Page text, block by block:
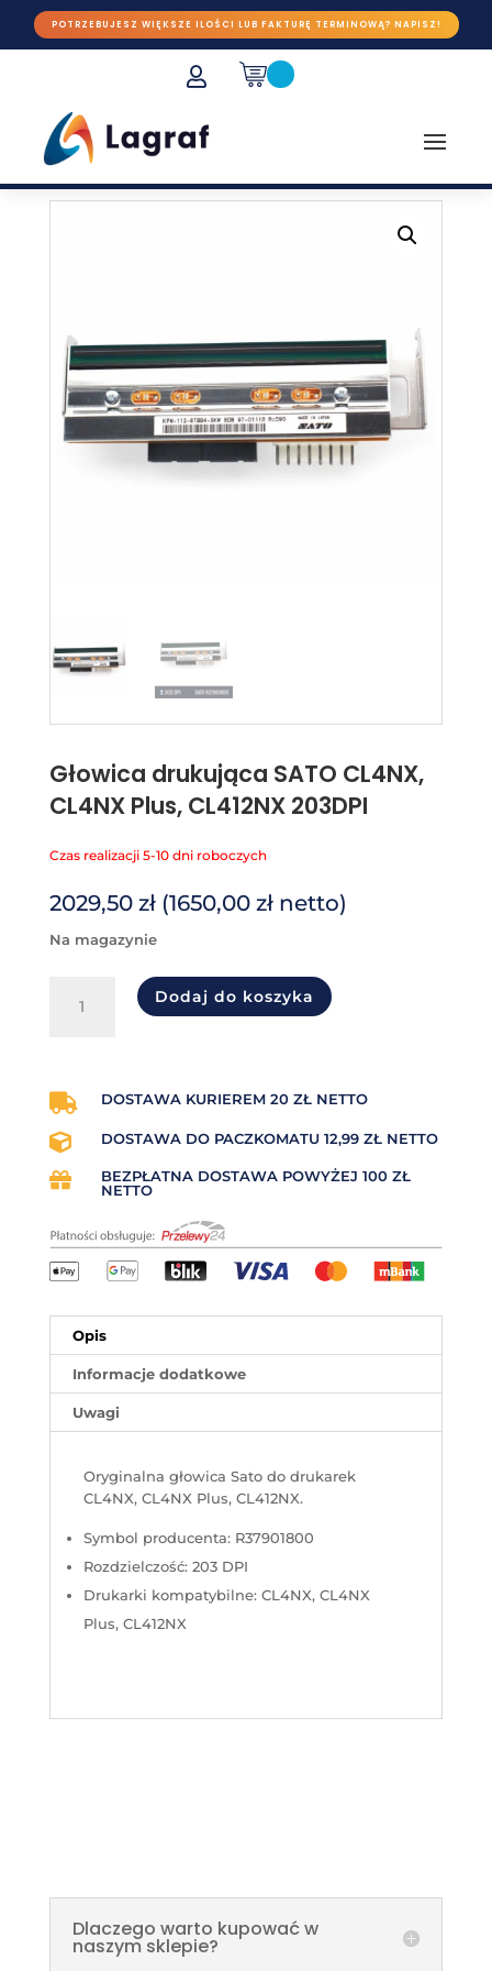
POTRZEBUJESZ WIĘKSZE ILOŚCI LUB FAKTURĘ TERMINOWĄ? NAPISZ!

Głowica drukująca SATO CL4NX,
CL4NX Plus, CL412NX 203DPI
Czas realizacji 5-10 dni roboczych
2029,50 zł (1650,00 złnetto)
na magazynie
Głowica
CL4NX
Plus,
CL412NX
Dodaj do koszyka
 DOSTAWA KURIEREM 20 ZŁ NETTO
 DOSTAWA DO PACZKOMATU 12,99 ZŁ NETTO

BEZPŁATNA DOSTAWA POWYŻEJ 100 ZŁ
NETTO
Opis
Informacje dodatkowe
Uwagi
Oryginalna głowica Sato do drukarek
CL4NX, CL4NX Plus, CL412NX.
Symbol producenta: R37901800
Rozdzielczość: 203 DPI
Drukarki kompatybilne: CL4NX, CL4NX
Plus, CL412NX
Dlaczego warto kupować w
naszym sklepie?